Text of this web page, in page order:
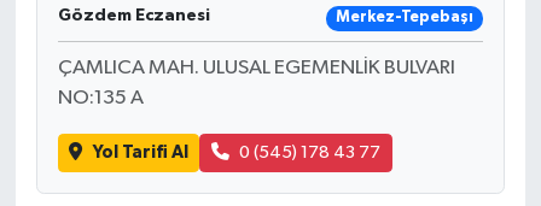
Gözdem Eczanesi Merkez-Tepebaşı
ÇAMLICA MAH. ULUSAL EGEMENLİK BULVARI
NO:135 A
Yol Tarifi Al 0 (545) 178 43 77